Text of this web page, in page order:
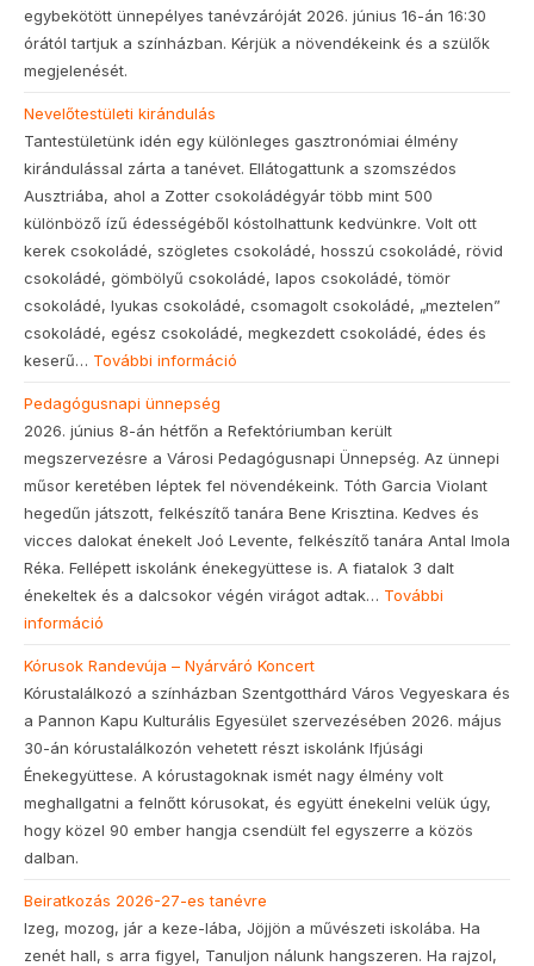
egybekötött ünnepélyes tanévzáróját 2026. június 16-án 16:30
órától tartjuk a színházban. Kérjük a növendékeink és a szülők
megjelenését.
Nevelőtestületi kirándulás
Tantestületünk idén egy különleges gasztronómiai élmény
kirándulással zárta a tanévet. Ellátogattunk a szomszédos
Ausztriába, ahol a Zotter csokoládégyár több mint 500
különböző ízű édességéből kóstolhattunk kedvünkre. Volt ott
kerek csokoládé, szögletes csokoládé, hosszú csokoládé, rövid
csokoládé, gömbölyű csokoládé, lapos csokoládé, tömör
csokoládé, lyukas csokoládé, csomagolt csokoládé, „meztelen”
csokoládé, egész csokoládé, megkezdett csokoládé, édes és
keserű… További információ
Pedagógusnapi ünnepség
2026. június 8-án hétfőn a Refektóriumban került
megszervezésre a Városi Pedagógusnapi Ünnepség. Az ünnepi
műsor keretében léptek fel növendékeink. Tóth Garcia Violant
hegedűn játszott, felkészítő tanára Bene Krisztina. Kedves és
vicces dalokat énekelt Joó Levente, felkészítő tanára Antal Imola
Réka. Fellépett iskolánk énekegyüttese is. A fiatalok 3 dalt
énekeltek és a dalcsokor végén virágot adtak… További
információ
Kórusok Randevúja – Nyárváró Koncert
Kórustalálkozó a színházban Szentgotthárd Város Vegyeskara és
a Pannon Kapu Kulturális Egyesület szervezésében 2026. május
30-án kórustalálkozón vehetett részt iskolánk Ifjúsági
Énekegyüttese. A kórustagoknak ismét nagy élmény volt
meghallgatni a felnőtt kórusokat, és együtt énekelni velük úgy,
hogy közel 90 ember hangja csendült fel egyszerre a közös
dalban.
Beiratkozás 2026-27-es tanévre
Izeg, mozog, jár a keze-lába, Jöjjön a művészeti iskolába. Ha
zenét hall, s arra figyel, Tanuljon nálunk hangszeren. Ha rajzol,